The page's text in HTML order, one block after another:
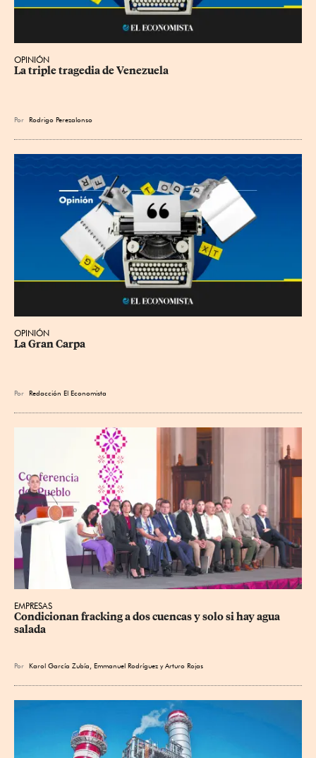
OPINIÓN
La triple tragedia de Venezuela
Por Rodrigo Perezalonso
OPINIÓN
La Gran Carpa
Por Redacción El Economista
EMPRESAS
Condicionan fracking a dos cuencas y solo si hay agua
salada
Por Karol García Zubía Emmanuel Rodríguez yArturo Rojas